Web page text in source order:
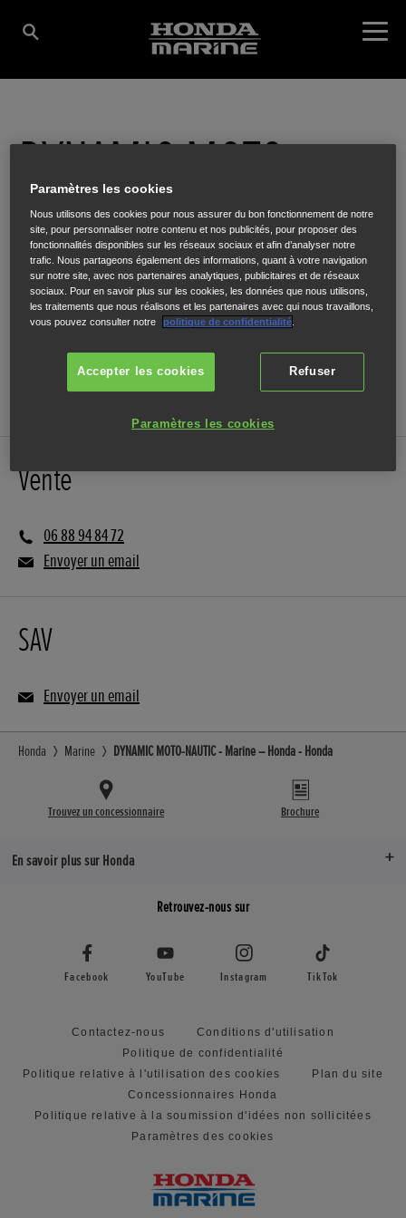
DYNAMIC MOTO-
NAUTIC
5 Route du Moulin des soeurs,ARS-EN-RE,17590
ITINÉRAIRE
Vente
06 88 94 84 72
Envoyer un email
SAV
Envoyer un email
Honda Marine DYNAMIC MOTO-NAUTIC - Marine – Honda - Honda
Trouvez un concessionnaire Brochure
En savoir plus sur Honda
Retrouvez-nous sur
Facebook YouTube Instagram TikTok
Contactez-nous
Conditions d'utilisation
Politique de confidentialité
Politique relative à l'utilisation des cookies
Plan du site
Concessionnaires Honda
Politique relative à la soumission d'idées non sollicitées
Paramètres des cookies
Paramètres les cookies
Nous utilisons des cookies pour nous assurer du bon fonctionnement de notre
site, pour personnaliser notre contenu et nos publicités, pour proposer des
fonctionnalités disponibles sur les réseaux sociaux et afin d’analyser notre
trafic. Nous partageons également des informations, quant à votre navigation
sur notre site, avec nos partenaires analytiques, publicitaires et de réseaux
sociaux. Pour en savoir plus sur les cookies, les données que nous utilisons,
les traitements que nous réalisons et les partenaires avec qui nous travaillons,
vous pouvez consulter notre
politique de confidentialité
Refuser
Accepter les cookies
Paramètres les cookies